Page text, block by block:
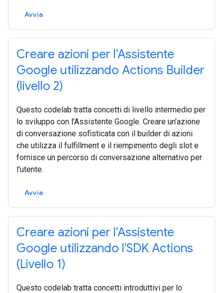
Avvia
Creare azioni per l'Assistente
Google utilizzando Actions Builder
(livello 2)
Questo codelab tratta concetti di livello intermedio per
lo sviluppo con l'Assistente Google. Creare un'azione
di conversazione sofisticata con il builder di azioni
che utilizza il fulfillment e il riempimento degli slot e
fornisce un percorso di conversazione alternativo per
l'utente.
Avvia
Creare azioni per l'Assistente
Google utilizzando l'SDK Actions
(Livello 1)
Questo codelab tratta concetti introduttivi per lo